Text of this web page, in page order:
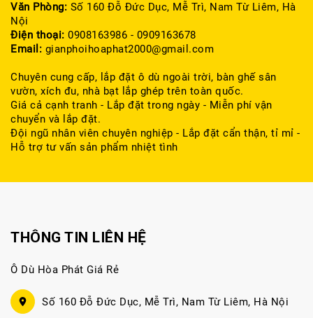
Văn Phòng: Số 160 Đỗ Đức Dục, Mễ Trì, Nam Từ Liêm, Hà
Nội
Điện thoại: 0908163986 - 0909163678
Email: gianphoihoaphat2000@gmail.com
Chuyên cung cấp, lắp đặt ô dù ngoài trời, bàn ghế sân
vườn, xích đu, nhà bạt lắp ghép trên toàn quốc.
Giá cả cạnh tranh - Lắp đặt trong ngày - Miễn phí vận
chuyển và lắp đặt.
Đội ngũ nhân viên chuyên nghiệp - Lắp đặt cẩn thận, tỉ mỉ -
Hỗ trợ tư vấn sản phẩm nhiệt tình
THÔNG TIN LIÊN HỆ
Ô Dù Hòa Phát Giá Rẻ
Số 160 Đỗ Đức Dục, Mễ Trì, Nam Từ Liêm, Hà Nội